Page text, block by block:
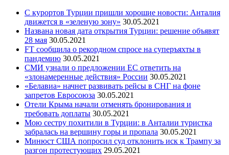
С курортов Турции пришли хорошие новости: Анталия
движется в «зеленую зону» 30.05.2021
Названа новая дата открытия Турции: решение объявят
28 мая 30.05.2021
FT сообщила о рекордном спросе на суперъяхты в
пандемию 30.05.2021
СМИ узнали о предложении ЕС ответить на
«злонамеренные действия» России 30.05.2021
«Белавиа» начнет развивать рейсы в СНГ на фоне
запретов Евросоюза 30.05.2021
Отели Крыма начали отменять бронирования и
требовать доплаты 30.05.2021
Мою сестру похитили в Турции: в Анталии туристка
забралась на вершину горы и пропала 30.05.2021
Минюст США попросил суд отклонить иск к Трампу за
разгон протестующих 29.05.2021